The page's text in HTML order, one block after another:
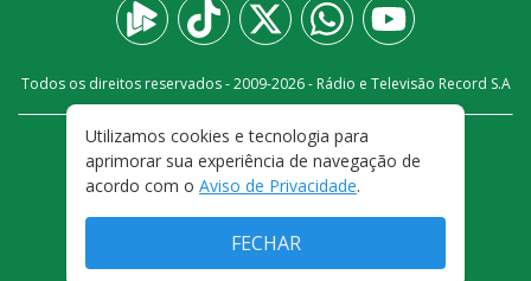
Todos os direitos reservados - 2009-2026- Rádio e Televisão Record S.A
FALE CONOSCO
PRIVACIDADE
TERMOS E CONDIÇÕES DE USO
Utilizamos cookies e tecnologia para
aprimorar sua experiência de navegação de
acordo com o Aviso de Privacidade.
FECHAR